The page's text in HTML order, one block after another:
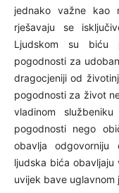
jednako važne kao
rješavaju se
Ljudskom su biću
pogodnosti za
dragocjeniji od
pogodnosti za život
vladinom
pogodnosti nego
obavlja
ljudska bića
uvijek bave uglavnom